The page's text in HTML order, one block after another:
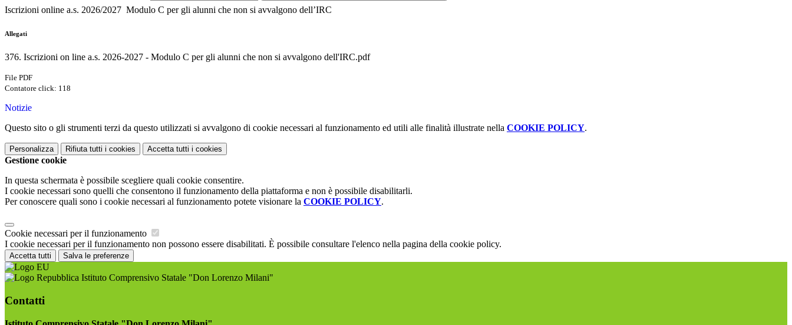
Iscrizioni online a.s. 2026/2027 Modulo C per gli alunni che non si avvalgono dell’IRC
Allegati
376. Iscrizioni on line a.s. 2026-2027 - Modulo C per gli alunni che non si avvalgono dell'IRC.pdf
File PDF
Contatore click: 118
Notizie
Questo sito o gli strumenti terzi da questo utilizzati si avvalgono di cookie necessari al funzionamento ed utili alle finalità illustrate nella COOKIE POLICY.
Personalizza Rifiuta tutti i cookies Accetta tutti i cookies
Gestione cookie
In questa schermata è possibile scegliere quali cookie consentire.
I cookie necessari sono quelli che consentono il funzionamento della piattaforma e non è possibile disabilitarli.
Per conoscere quali sono i cookie necessari al funzionamento potete visionare la COOKIE POLICY.
Cookie necessari per il funzionamento
I cookie necessari per il funzionamento non possono essere disabilitati. È possibile consultare l'elenco nella pagina della cookie policy.
Accetta tutti Salva le preferenze
Istituto Comprensivo Statale "Don Lorenzo Milani"
Contatti